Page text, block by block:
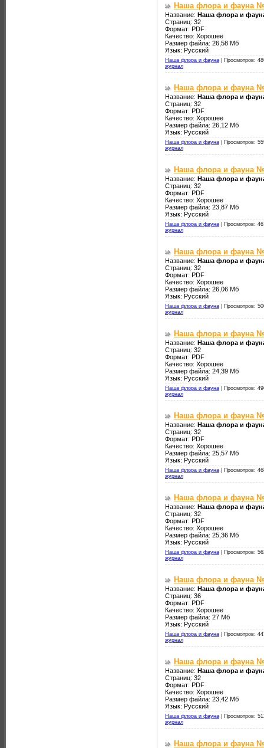
Наша флора и фауна
Название: Наша флора и
Страниц: 32
Формат: PDF
Качество: Хорошее
Размер файла: 26,58 Мб
Язык: Русский
Наша флора и фауна
Просмотров:
журнал
Наша флора и фауна
Название: Наша флора и
Страниц: 32
Формат: PDF
Качество: Хорошее
Размер файла: 26,12 Мб
Язык: Русский
Наша флора и фауна
Просмотров:
журнал
Наша флора и фауна
Название: Наша флора и
Страниц: 32
Формат: PDF
Качество: Хорошее
Размер файла: 23,87 Мб
Язык: Русский
Наша флора и фауна
Просмотров:
журнал
Наша флора и фауна
Название: Наша флора и
Страниц: 32
Формат: PDF
Качество: Хорошее
Размер файла: 26,06 Мб
Язык: Русский
Наша флора и фауна
Просмотров:
журнал
Наша флора и фауна
Название: Наша флора и
Страниц: 32
Формат: PDF
Качество: Хорошее
Размер файла: 24,39 Мб
Язык: Русский
Наша флора и фауна
Просмотров:
журнал
Наша флора и фауна
Название: Наша флора и
Страниц: 32
Формат: PDF
Качество: Хорошее
Размер файла: 25,57 Мб
Язык: Русский
Наша флора и фауна
Просмотров:
журнал
Наша флора и фауна
Название: Наша флора и
Страниц: 32
Формат: PDF
Качество: Хорошее
Размер файла: 25,36 Мб
Язык: Русский
Наша флора и фауна
Просмотров:
журнал
Наша флора и фауна
Название: Наша флора и
Страниц: 36
Формат: PDF
Качество: Хорошее
Размер файла: 27 Мб
Язык: Русский
Наша флора и фауна
Просмотров:
журнал
Наша флора и фауна
Название: Наша флора и
Страниц: 32
Формат: PDF
Качество: Хорошее
Размер файла: 23,42 Мб
Язык: Русский
Наша флора и фауна
Просмотров:
журнал
Наша флора и фауна